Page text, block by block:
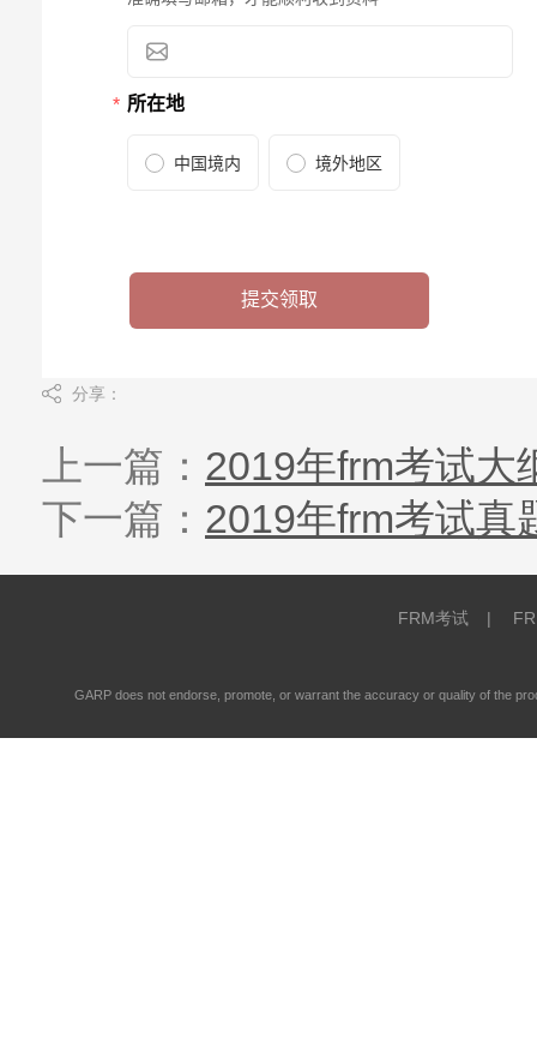
分享：
上一篇： 2019年frm考试大
下一篇： 2019年frm考试真
FRM考试 |
GARP does not endorse, promote, or warrant the accuracy or quality of the